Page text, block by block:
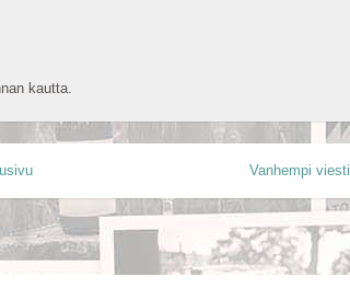
kautta.
Vanhempi viesti